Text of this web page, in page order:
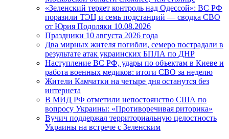
«Зеленский теряет контроль над Одессой»: ВС РФ
поразили ТЭЦ и семь подстанций — сводка СВО
от Юрия Подоляки 10.08.2026
Праздники 10 августа 2026 года
Два мирных жителя погибли, семеро пострадали в
результате атак украинских БПЛА по ДНР
Наступление ВС РФ, удары по объектам в Киеве и
работа военных медиков: итоги СВО за неделю
Жители Камчатки на четыре дня останутся без
интернета
В МИД РФ отметили непостоянство США по
вопросу Украины: «Противоречивая риторика»
Вучич поддержал территориальную целостность
Украины на встрече с Зеленским